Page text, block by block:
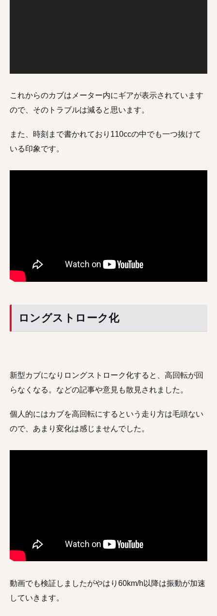
これからのカブはメーター内にギアが表示されています
ので、そのトラブルは減ると思います。
また、時刻まで書かれており110ccの中でも一つ抜けて
いる印象です。
ロングストローク化
新型カブになりロングストローク化すると、高回転が回
らなくなる。などの記事や意見も散見されました。
個人的にはカブを高回転にするという走り方は毛頭ない
ので、あまり変化は感じませんでした。
動画でも検証しましたがやはり60km/h以降は振動が加速
していきます。